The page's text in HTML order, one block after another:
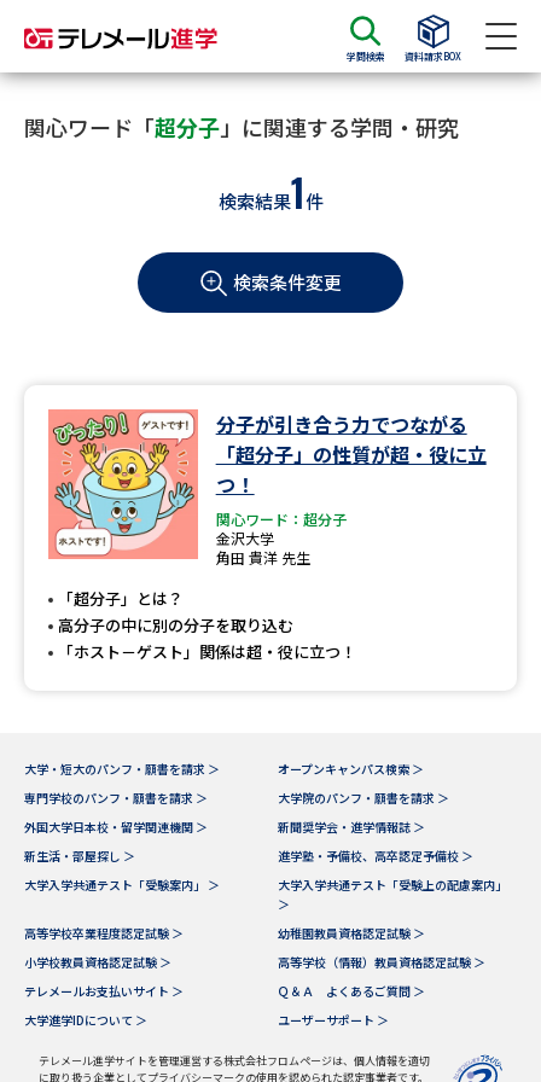
学問検索 資料請求BOX
資料請求 資料検索
大学・短大の資料種類から請求
学部・学科パンフ
過去問題集
大学・短大以外の資料から請求
専門学校の資料請求
留学・進学関連、塾・予備校
内」の請求
大学入学共通テスト「受験上の
高等学校（情報）教員資格認定
試験
大学で学べる内容や特徴を調べる
新増設大学・学部・学科特集
国際・グローバルに強い大学特
集
関心ワード「超分子」に関連する学問・研究
検索結果1件
検索条件変更
分子が引き合う力でつながる
「超分子」の性質が超・役に立
つ！
関心ワード：超分子
金沢大学
角田 貴洋 先生
「超分子」とは？
高分子の中に別の分子を取り込む
「ホスト－ゲスト」関係は超・役に立つ！
大学・短大のパンフ・願書を請求 ＞
オープンキャンパス検索 ＞
専門学校のパンフ・願書を請求 ＞
大学院のパンフ・願書を請求 ＞
外国大学日本校・留学関連機関 ＞
新聞奨学会・進学情報誌 ＞
新生活・部屋探し ＞
進学塾・予備校、高卒認定予備校 ＞
大学入学共通テスト「受験案内」 ＞
大学入学共通テスト「受験上の配慮案内」
＞
高等学校卒業程度認定試験 ＞
幼稚園教員資格認定試験 ＞
小学校教員資格認定試験 ＞
高等学校（情報）教員資格認定試験 ＞
テレメールお支払いサイト ＞
Ｑ＆Ａ よくあるご質問 ＞
大学進学IDについて ＞
ユーザーサポート ＞
テレメール進学サイトを管理運営する株式会社フロムページは、個人情報を適切
に取り扱う企業としてプライバシーマークの使用を認められた認定事業者です。